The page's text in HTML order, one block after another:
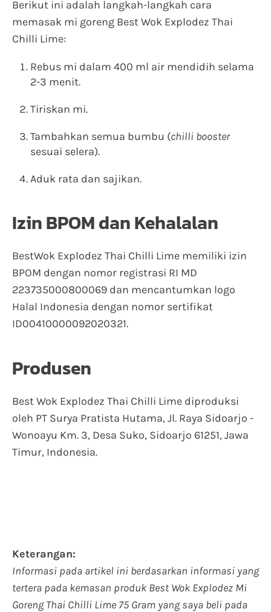
Berikut ini adalah langkah-langkah cara
memasak mi goreng Best Wok Explodez Thai
Chilli Lime:
Rebus mi dalam 400 ml air mendidih selama
2-3 menit.
Tiriskan mi.
Tambahkan semua bumbu (chilli booster
sesuai selera).
Aduk rata dan sajikan.
Izin BPOM dan Kehalalan
BestWok Explodez Thai Chilli Lime memiliki izin
BPOM dengan nomor registrasi RI MD
223735000800069 dan mencantumkan logo
Halal Indonesia dengan nomor sertifikat
ID00410000092020321.
Produsen
Best Wok Explodez Thai Chilli Lime diproduksi
oleh PT Surya Pratista Hutama, Jl. Raya Sidoarjo -
Wonoayu Km. 3, Desa Suko, Sidoarjo 61251, Jawa
Timur, Indonesia.
Keterangan:
Informasi pada artikel ini berdasarkan informasi yang
tertera pada kemasan produk Best Wok Explodez Mi
Goreng Thai Chilli Lime 75 Gram yang saya beli pada